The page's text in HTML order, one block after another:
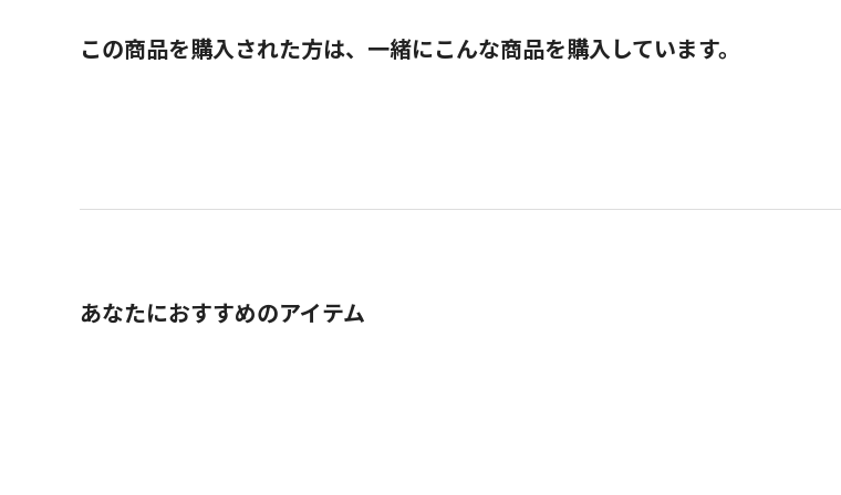
この商品を購入された方は、一緒にこんな商品を購入しています。
あなたにおすすめのアイテム